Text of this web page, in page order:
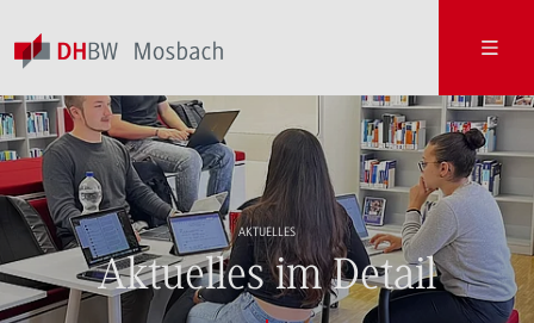
AKTUELLES
Aktuelles im Detail